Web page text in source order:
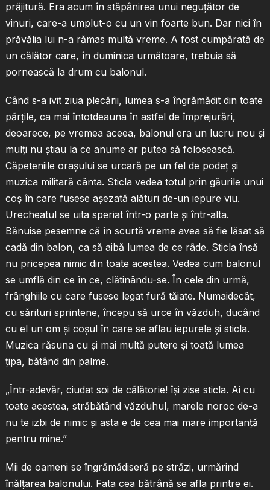
prăjitură. Era acum în stăpânirea unui neguţător de
vinuri, care-a umplut-o cu un vin foarte bun. Dar nici în
prăvălia lui n-a rămas multă vreme. A fost cumpărată de
un călător care, în duminica următoare, trebuia să
pornească la drum cu balonul.
Când s-a ivit ziua plecării, lumea s-a îngrămădit din toate
părţile, ca mai întotdeauna în astfel de împrejurări,
deoarece, pe vremea aceea, balonul era un lucru nou şi
mulţi nu ştiau la ce anume ar putea să folosească.
Căpeteniile oraşului se urcară pe un fel de podeţ şi
muzica militară cânta. Sticla vedea totul prin găurile unui
coş în care fusese aşezată alături de-un iepure viu.
Urecheatul se uita speriat într-o parte şi într-alta.
Bănuise pesemne că în scurtă vreme avea să fie lăsat să
cadă din balon, ca să aibă lumea de ce râde. Sticla însă
nu pricepea nimic din toate acestea. Vedea cum balonul
se umflă din ce în ce, clătinându-se. În cele din urmă,
frânghiile cu care fusese legat fură tăiate. Numaidecât,
cu sărituri sprintene, începu să urce în văzduh, ducând
cu el un om şi coşul în care se aflau iepurele şi sticla.
Muzica răsuna cu şi mai multă putere şi toată lumea
ţipa, bătând din palme.
„Într-adevăr, ciudat soi de călătorie! îşi zise sticla. Ai cu
toate acestea, străbătând văzduhul, marele noroc de-a
nu te izbi de nimic şi asta e de cea mai mare importanţă
pentru mine.”
Mii de oameni se îngrămădiseră pe străzi, urmărind
înălţarea balonului. Fata cea bătrână se afla printre ei.